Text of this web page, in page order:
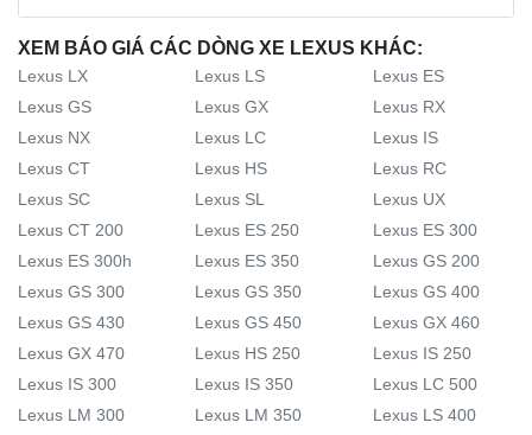
XEM BÁO GIÁ CÁC DÒNG XE LEXUS KHÁC:
Lexus LX Lexus LS
Lexus ES
Lexus GS
Lexus GX
Lexus RX
Lexus NX
Lexus LC
Lexus IS
Lexus CT
Lexus HS
Lexus RC
Lexus SC
Lexus SL
Lexus UX
Lexus CT 200
Lexus ES 250
Lexus ES 300
Lexus ES 300h
Lexus ES 350
Lexus GS 200
Lexus GS 300
Lexus GS 350
Lexus GS 400
Lexus GS 430
Lexus GS 450
Lexus GX 460
Lexus GX 470
Lexus HS 250
Lexus IS 250
Lexus IS 300
Lexus IS 350
Lexus LC 500
Lexus LM 300
Lexus LM 350
Lexus LS 400